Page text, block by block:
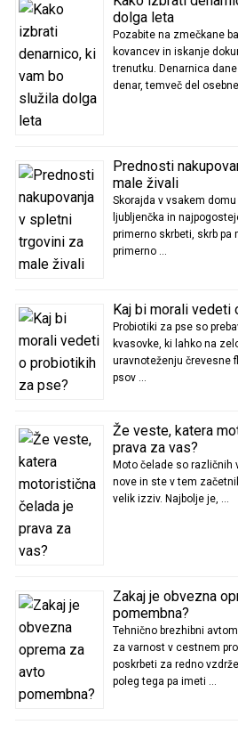
dolga leta
Pozabite na zmečkane
kovancev in iskanje
trenutku. Denarnica
denar, temveč del
Prednosti
male živali
Skorajda v vsakem
ljubljenčka in
primerno skrbeti, skrb pa
primerno …
Kaj bi morali vedeti
Probiotiki za pse so
kvasovke, ki lahko na
uravnoteženju črevesne
psov …
Že veste, katera
prava za vas?
Moto čelade so različnih
nove in ste v tem
velik izziv. Najbolje je, …
Zakaj je obvezna
pomembna?
Tehnično brezhibni
za varnost v cestnem
poskrbeti za redno
poleg tega pa imeti …